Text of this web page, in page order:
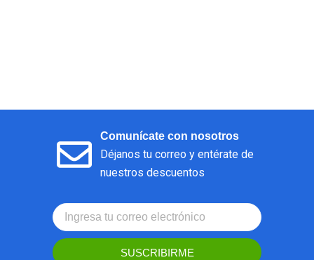
Comunícate con nosotros
Déjanos tu correo y entérate de
nuestros descuentos
SUSCRIBIRME